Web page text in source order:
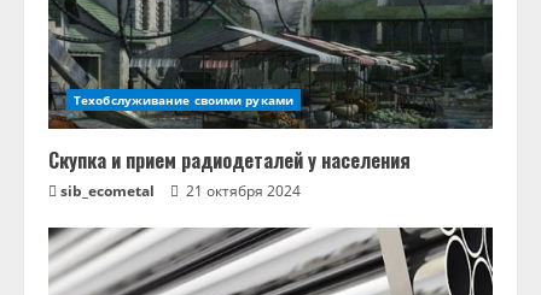
Техобслуживание своими руками
Скупка и прием радиодеталей у населения
sib_ecometal 21 октября 2024